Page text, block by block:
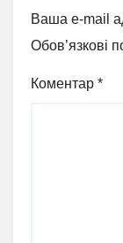
Ваша e-mail
Обов’язкові
Коментар *